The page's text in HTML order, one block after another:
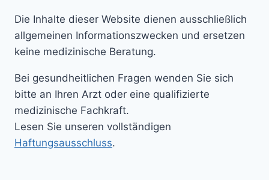
Die Inhalte dieser Website dienen ausschließlich
allgemeinen Informationszwecken und ersetzen
keine medizinische Beratung.
Bei gesundheitlichen Fragen wenden Sie sich
bitte an Ihren Arzt oder eine qualifizierte
medizinische Fachkraft.
Lesen Sie unseren vollständigen
Haftungsausschluss.